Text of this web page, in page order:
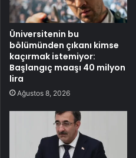
Üniversitenin bu
bölümünden çıkanı kimse
kaçırmak istemiyor:
Başlangıç maaşı 40 milyon
lira
Ağustos 8, 2026